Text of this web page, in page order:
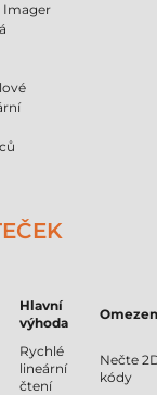
Imager
Hlavní
výhoda
Rychlé
lineární
čtení
Nečte
kódy